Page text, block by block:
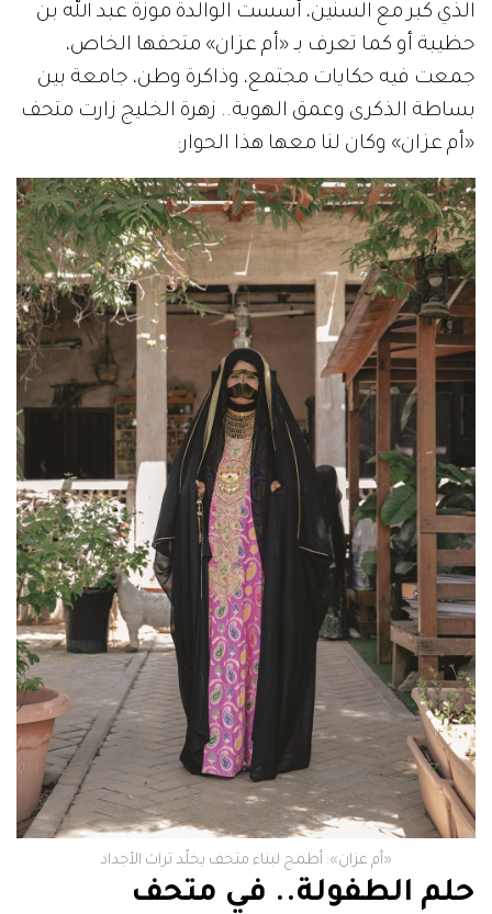
الذي كبر مع السنين، أسست الوالدة موزة عبد الله بن
حظيبة أو كما تعرف بـ «أم عزان» متحفها الخاص،
جمعت فيه حكايات مجتمع، وذاكرة وطن، جامعة بين
بساطة الذكرى وعمق الهوية.. زهرة الخليج زارت متحف
«أم عزان» وكان لنا معها هذا الحوار:
«أم عزان»: أطمح لبناء متحف يخلّد تراث الأجداد
حلم الطفولة.. في متحف